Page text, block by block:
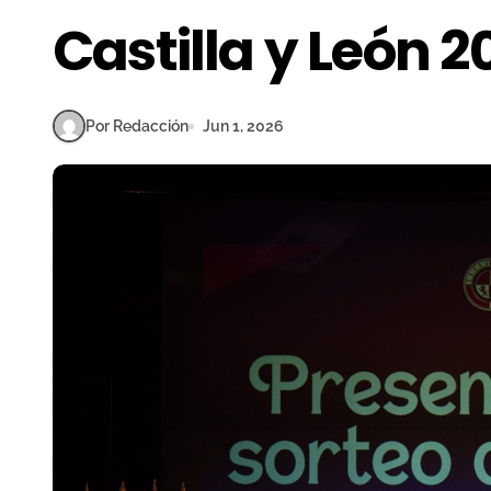
Castilla y León
Por Redacción Jun 1, 2026